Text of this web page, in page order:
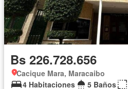
Bs 226.728.656
Cacique Mara, Maracaibo
4 Habitaciones
5 Baños